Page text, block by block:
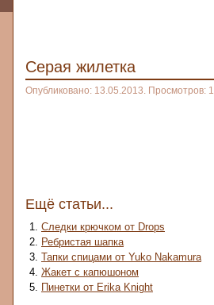
Серая жилетка
Опубликовано: 13.05.2013. Просмотров:
Ещё статьи...
Следки крючком от Drops
Ребристая шапка
Тапки спицами от Yuko Nakamura
Жакет с капюшоном
Пинетки от Erika Knight